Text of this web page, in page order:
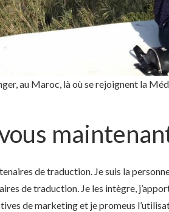
au Maroc, là où se rejoignent la
de traduction. Je suis la
de traduction. Je les intègre,
de marketing et je promeus